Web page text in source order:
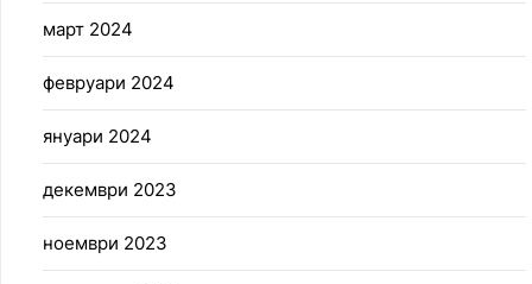
март 2024
февруари 2024
януари 2024
декември 2023
ноември 2023